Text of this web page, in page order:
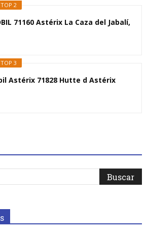
2
71160 Astérix La Caza del Jabalí,
3
Astérix 71828 Hutte d Astérix